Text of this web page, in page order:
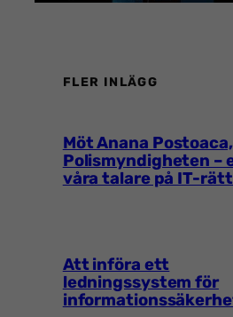
FLER INLÄGG
Möt Anana Postoaca,
Polismyndigheten –
våra talare på IT-
Att införa ett
ledningssystem för